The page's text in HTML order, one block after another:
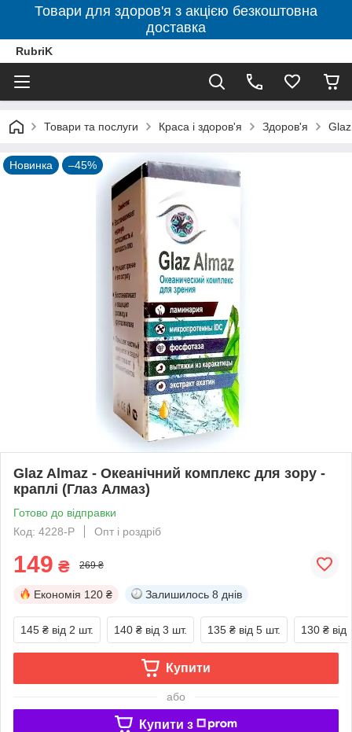
Товари для здоров'я з акцією безкоштовна
доставка
RubriK
Товари та послуги Краса і здоров'я Здоров'я
Новинка –45%
Glaz Almaz - Океанічний комплекс для зору -
краплі (Глаз Алмаз)
Готово до відправки
Код: 4228-P
Опт і роздріб
149 ₴ 269 ₴
Економія 120 ₴ Залишилось 8 днів
145 ₴ від 2 шт. 140 ₴ від 3 шт. 135 ₴ від 5 шт. 130 ₴ від
Купити
або
Купити з